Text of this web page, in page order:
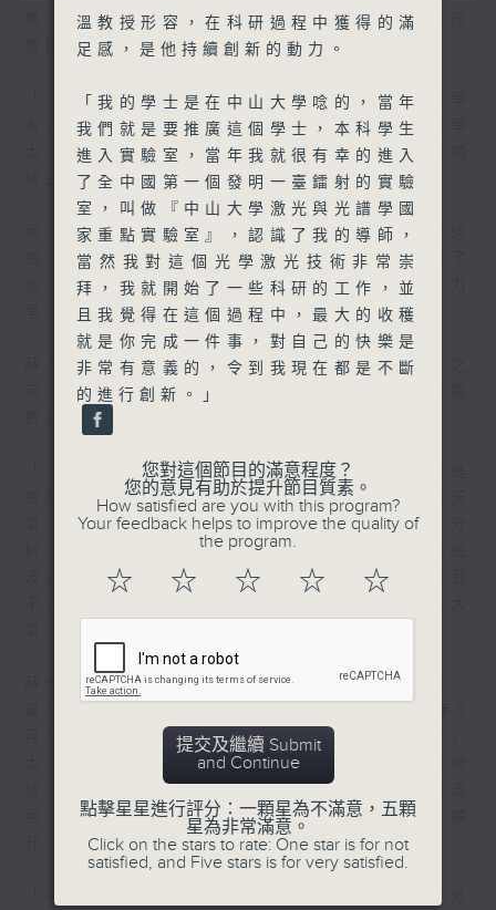
嘉賓： 香港科技大學土木及環境工程學系講座
教授蘇慧
「我是蘇慧，是香港科技大學土木及環境工程學
系講座教授、全球創科學人，也是香港科技大學
太空科學與技術研究院的院長。我研究的主要領
域是氣候變化、極端天氣和衛星遙感技術。
我從小生長在一個氣象之家，所以我從小就對這
個氣象有比較深切的體會。然後我很幸運的到了
北京大學讀書，讀氣象專業，當時叫天氣動力
學，主要就是學預報天氣的知識。」
蘇教授讀大學時修讀氣象專業，在加入科大之
前，曾在美國太空總署工作，利用遙感衛星收集
數據，研究氣候變化和極端天氣。
「在美國的時候，我在美國太空總署的噴氣推進
實驗室工作， 我研究的領域是氣候變化極端天
氣，研究的手段就是用遙感衛星的數據來做分
析。遙感就是用電磁波來做觀測，透過觀測電磁
波跟地表、地球大氣或海洋，發生變化以後得到
蘇教授將過去累積的經驗應用到中國航天事業。
月隨天舟十號貨運飛船升空，成功抵達「天宮」
太空站。蘇教授說，「天韻相機」可以監測碳排
室氣體排放，確保碳排放量在臨界點後不再攀
升，然後邁向「碳中和」。
溫教授形容，在科研過程中獲得的滿
足感，是他持續創新的動力。
「我的學士是在中山大學唸的，當年
我們就是要推廣這個學士，本科學生
進入實驗室，當年我就很有幸的進入
了全中國第一個發明一臺鐳射的實驗
室，叫做『中山大學激光與光譜學國
家重點實驗室』，認識了我的導師，
當然我對這個光學激光技術非常崇
拜，我就開始了一些科研的工作，並
且我覺得在這個過程中，最大的收穫
就是你完成一件事，對自己的快樂是
非常有意義的，令到我現在都是不斷
的進行創新。」
您對這個節目的滿意程度？
您的意見有助於提升節目質素。
How satisfied are you with this program?
Your feedback helps to improve the quality of
the program.
☆ ☆ ☆ ☆ ☆
提交及繼續 Submit
and Continue
點擊星星進行評分：一顆星為不滿意，五顆
星為非常滿意。
Click on the stars to rate: One star is for not
satisfied, and Five stars is for very satisfied.